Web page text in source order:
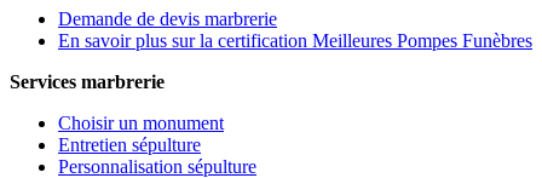
Demande de devis marbrerie
En savoir plus sur la certification Meilleures Pompes Funèbres
Services marbrerie
Choisir un monument
Entretien sépulture
Personnalisation sépulture